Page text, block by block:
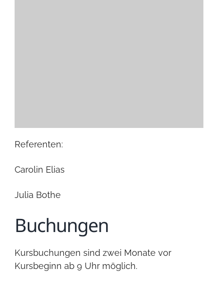
Referenten:
Carolin Elias
Julia Bothe
Buchungen
Kursbuchungen sind zwei Monate vor
Kursbeginn ab 9 Uhr möglich.